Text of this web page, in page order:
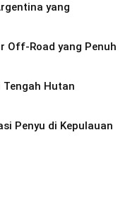
yang
Off-Road yang Penuh
Tengah Hutan
Penyu di Kepulauan